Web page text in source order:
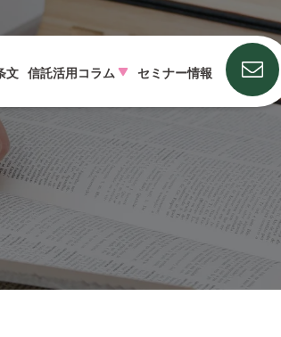
文 信託活用コラム セミナー情報